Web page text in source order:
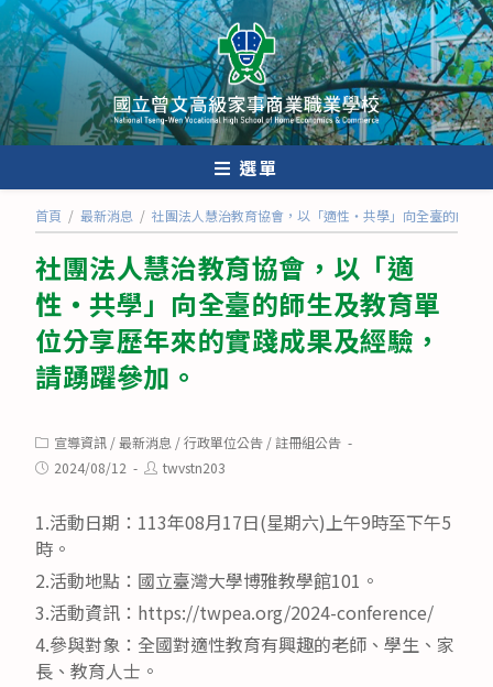
跳
轉
至
主
要
內
選單
首頁 / 最新消息 / 社團法人慧治教育協會，以「適性‧共學」向全臺的師生
社團法人慧治教育協會，以「適
性‧共學」向全臺的師生及教育單
位分享歷年來的實踐成果及經驗，
請踴躍參加。
Post
category:
宣導資訊 /最新消息 /行政單位公告 /註冊組公告
Post2024/08/12
Posttwvstn203
1.活動日期：113年08月17日(星期六)上午9時至下午5
時。
2.活動地點：國立臺灣大學博雅教學館101。
3.活動資訊：https://twpea.org/2024-conference/
4.參與對象：全國對適性教育有興趣的老師、學生、家
長、教育人士。